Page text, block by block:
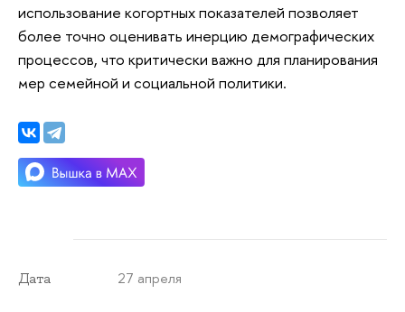
использование когортных показателей позволяет
более точно оценивать инерцию демографических
процессов, что критически важно для планирования
мер семейной и социальной политики.
Дата 27 апреля